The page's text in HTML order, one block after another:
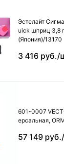
Эстелайт
uick шприц 3,8
(Япония)/13170
3 416 руб./
601-0007
ерсальная,
57 149